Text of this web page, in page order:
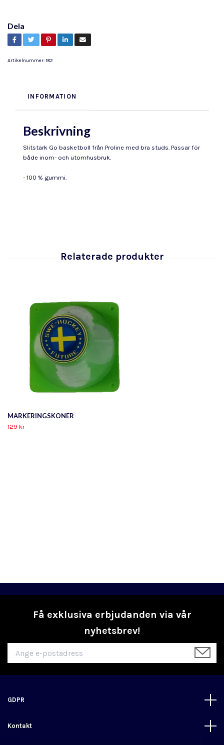
Dela
Artikelnummer: 182
INFORMATION
Beskrivning
Slitstark Go basketboll från Proline med bra studs. Passar för
både inom- och utomhusbruk.
- 100 % gummi.
MARKERINGSKONER
129 kr
Få exklusiva erbjudanden via vår
nyhetsbrev!
GDPR
Kontakt